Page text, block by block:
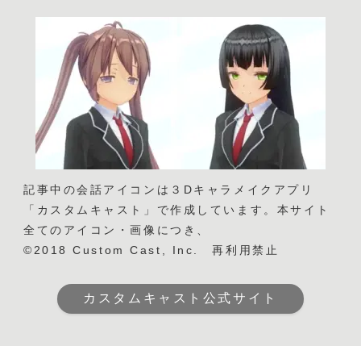
記事中の会話アイコンは３Dキャラメイクアプリ
「カスタムキャスト」で作成しています。本サイト
全てのアイコン・画像につき、
©2018 Custom Cast, Inc. 再利用禁止
カスタムキャスト公式サイト